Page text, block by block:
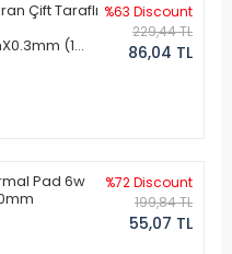
Çift Taraflı
(1
%63 Discount
229,44 TL
86,04 TL
Pad 6w
%72 Discount
199,84 TL
55,07 TL